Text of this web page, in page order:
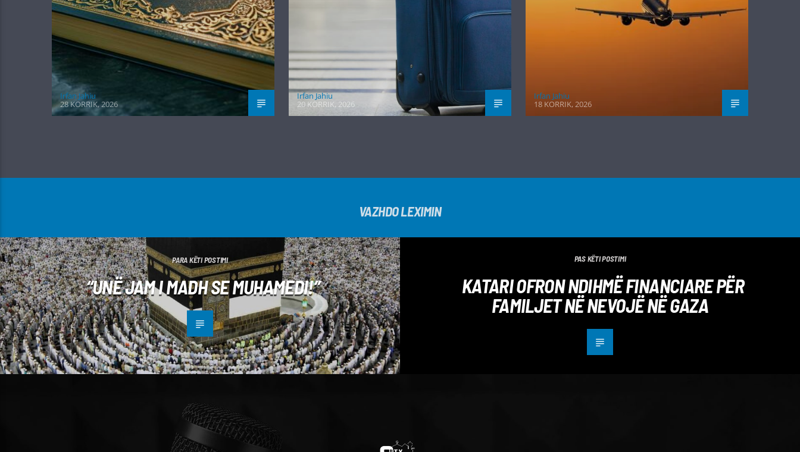
Irfan Jahiu
28 KORRIK, 2026
Irfan Jahiu
20 KORRIK, 2026
Irfan Jahiu
18 KORRIK, 2026
VAZHDO LEXIMIN
PARA KËTI POSTIMI
“UNË JAM I MADH SE MUHAMEDI!”
PAS KËTI POSTIMI
KATARI OFRON NDIHMË FINANCIARE PËR
FAMILJET NË NEVOJË NË GAZA